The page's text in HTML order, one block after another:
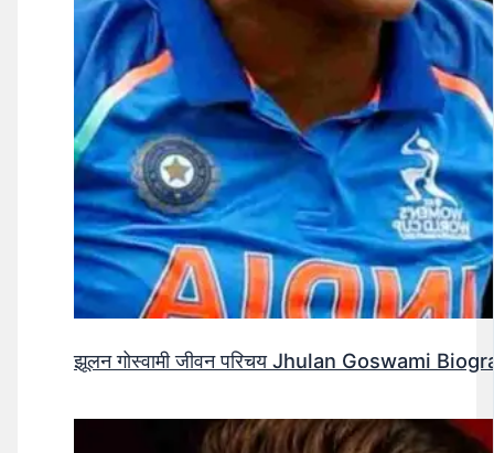
झूलन गोस्वामी जीवन परिचय Jhulan Goswami